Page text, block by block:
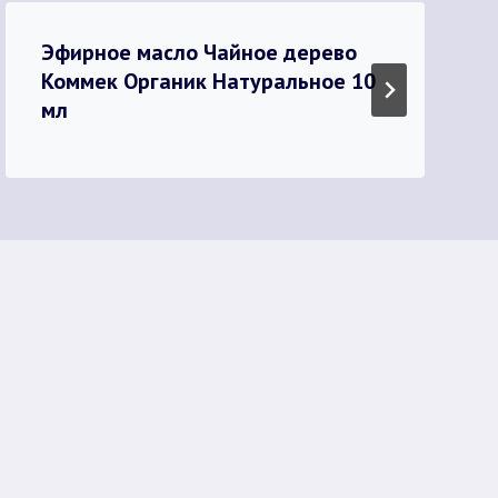
Эфирное масло Чайное дерево
Коммек Органик Натуральное 10
мл